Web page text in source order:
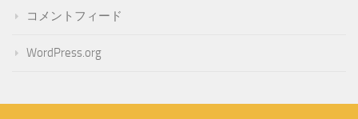
コメントフィード
WordPress.org